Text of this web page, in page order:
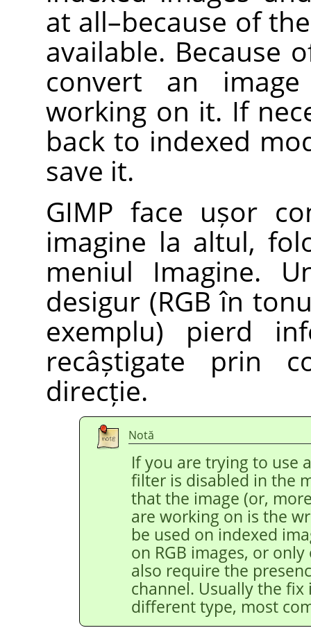
at all–because of
available. Because
convert an
working on it. If
back to indexed
save it.
GIMP face ușor
imagine la altul,
meniul Imagine.
desigur (RGB în
exemplu) pierd
recâștigate prin
direcție.
Notă
If you are trying to use
filter is disabled in the
that the image (or,
are working on is the
be used on indexed
on RGB images, or
also require the
channel. Usually the
different type, most